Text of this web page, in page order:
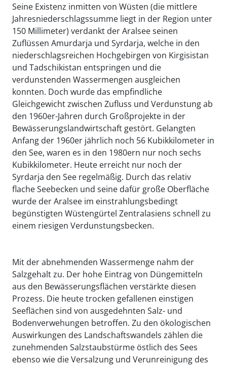
Seine Existenz inmitten von Wüsten (die mittlere
Jahresniederschlagssumme liegt in der Region unter
150 Millimeter) verdankt der Aralsee seinen
Zuflüssen Amurdarja und Syrdarja, welche in den
niederschlagsreichen Hochgebirgen von Kirgisistan
und Tadschikistan entspringen und die
verdunstenden Wassermengen ausgleichen
konnten. Doch wurde das empfindliche
Gleichgewicht zwischen Zufluss und Verdunstung ab
den 1960er-Jahren durch Großprojekte in der
Bewässerungslandwirtschaft gestört. Gelangten
Anfang der 1960er jährlich noch 56 Kubikkilometer in
den See, waren es in den 1980ern nur noch sechs
Kubikkilometer. Heute erreicht nur noch der
Syrdarja den See regelmäßig. Durch das relativ
flache Seebecken und seine dafür große Oberfläche
wurde der Aralsee im einstrahlungsbedingt
begünstigten Wüstengürtel Zentralasiens schnell zu
einem riesigen Verdunstungsbecken.
Mit der abnehmenden Wassermenge nahm der
Salzgehalt zu. Der hohe Eintrag von Düngemitteln
aus den Bewässerungsflächen verstärkte diesen
Prozess. Die heute trocken gefallenen einstigen
Seeflächen sind von ausgedehnten Salz- und
Bodenverwehungen betroffen. Zu den ökologischen
Auswirkungen des Landschaftswandels zählen die
zunehmenden Salzstaubstürme östlich des Sees
ebenso wie die Versalzung und Verunreinigung des